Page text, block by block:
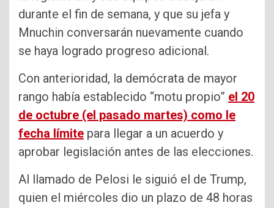
durante el fin de semana, y que su jefa y
Mnuchin conversarán nuevamente cuando
se haya logrado progreso adicional.
Con anterioridad, la demócrata de mayor
rango había establecido “motu propio” el 20
de octubre (el pasado martes) como le
fecha límite para llegar a un acuerdo y
aprobar legislación antes de las elecciones.
Al llamado de Pelosi le siguió el de Trump,
quien el miércoles dio un plazo de 48 horas